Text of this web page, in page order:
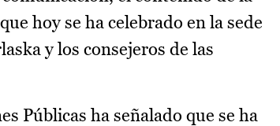
hoy se ha celebrado en la sede
y los consejeros de las
Públicas ha señalado que se ha